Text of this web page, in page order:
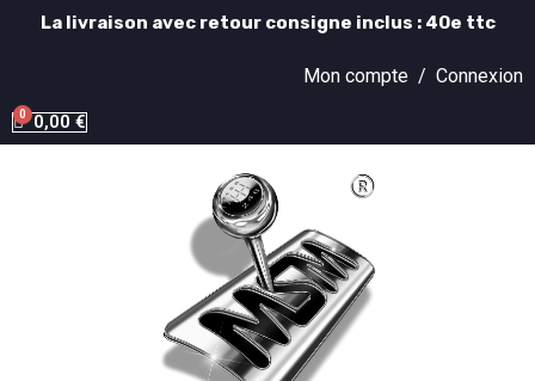
La livraison avec retour consigne inclus : 40e ttc
Mon compte / Connexion
0,00 €